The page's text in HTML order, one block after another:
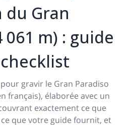
du Gran
061 m) : guide
gravir le Gran Paradiso
français), élaborée avec un
exactement ce que
que votre guide fournit, et